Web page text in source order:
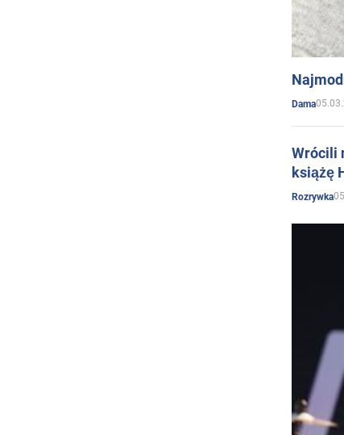
Dama
Wrócili
książę
Rozrywka